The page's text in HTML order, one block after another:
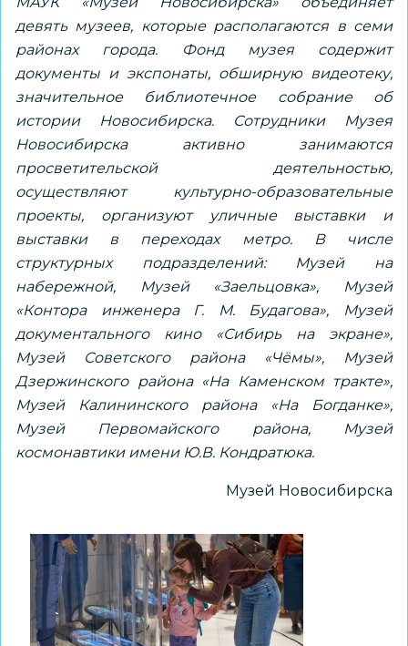
девять музеев, которые располагаются в семи
районах города. Фонд музея содержит
документы и экспонаты, обширную видеотеку,
значительное библиотечное собрание об
истории Новосибирска. Сотрудники Музея
Новосибирска активно занимаются
просветительской деятельностью,
осуществляют культурно-образовательные
проекты, организуют уличные выставки и
выставки в переходах метро. В числе
структурных подразделений: Музей на
набережной, Музей «Заельцовка», Музей
«Контора инженера Г. М. Будагова», Музей
документального кино «Сибирь на экране»,
Музей Советского района «Чёмы», Музей
Дзержинского района «На Каменском тракте»,
Музей Калининского района «На Богданке»,
Музей Первомайского района, Музей
космонавтики имени Ю.В. Кондратюка.
Музей Новосибирска